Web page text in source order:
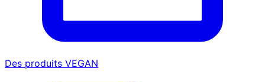
Des produits VEGAN